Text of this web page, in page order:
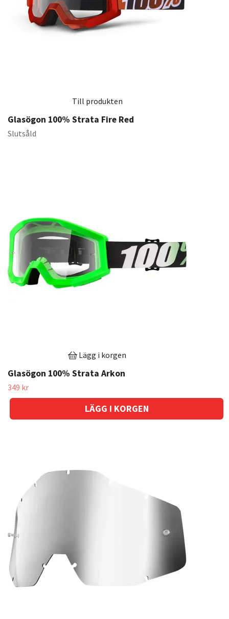
Till produkten
Glasögon 100% Strata Fire Red
Slutsåld
Lägg i korgen
Glasögon 100% Strata Arkon
349 kr